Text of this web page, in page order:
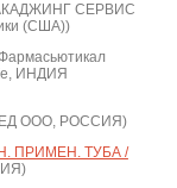
СЕРВИС
(США))
ИНДИЯ
ООО, РОССИЯ)
ПРИМЕН. ТУБА /